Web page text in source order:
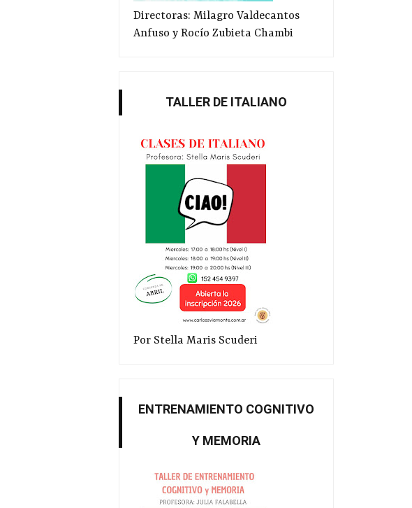
Directoras: Milagro Valdecantos
Anfuso y Rocío Zubieta Chambi
TALLER DE ITALIANO
Por Stella Maris Scuderi
ENTRENAMIENTO COGNITIVO
Y MEMORIA